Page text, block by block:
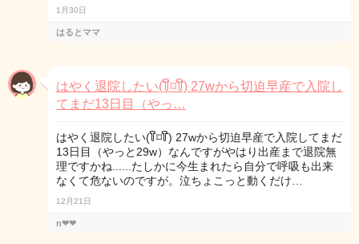
1月30日
はるとママ
はやく退院したい(꒦ິ⌑꒦ີ) 27wから切迫早産で入院し
てまだ13日目（やっ…
はやく退院したい(꒦ິ⌑꒦ີ) 27wから切迫早産で入院してまだ
13日目（やっと29w）なんですがやはり出産まで退院無
理ですかね......たしかに今生まれたら自分で呼吸も出来
なくて危ないのですが。泣ちょこっと動くだけ…
12月21日
n❤︎❤︎